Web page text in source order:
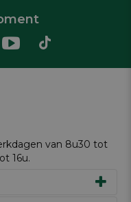
van 8u30 tot
16u.